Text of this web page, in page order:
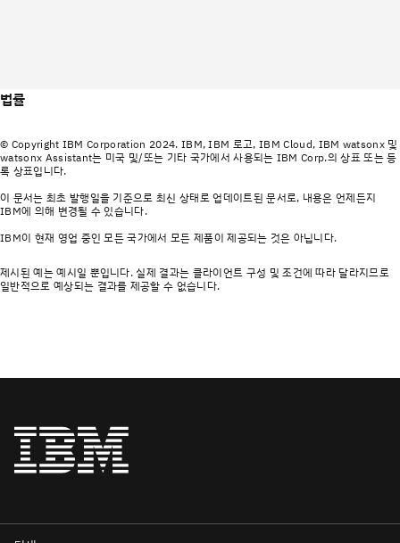
법률
© Copyright IBM Corporation 2024. IBM, IBM 로고, IBM Cloud, IBM watsonx 및
watsonx Assistant는 미국 및/또는 기타 국가에서 사용되는 IBM Corp.의 상표 또는 등
록 상표입니다.
이 문서는 최초 발행일을 기준으로 최신 상태로 업데이트된 문서로, 내용은 언제든지
IBM에 의해 변경될 수 있습니다.
IBM이 현재 영업 중인 모든 국가에서 모든 제품이 제공되는 것은 아닙니다.
제시된 예는 예시일 뿐입니다. 실제 결과는 클라이언트 구성 및 조건에 따라 달라지므로
일반적으로 예상되는 결과를 제공할 수 없습니다.